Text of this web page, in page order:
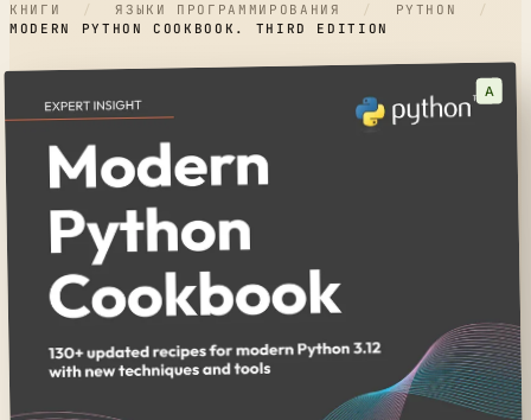
КНИГИ / ЯЗЫКИ ПРОГРАММИРОВАНИЯ / PYTHON
/
MODERN PYTHON COOKBOOK. THIRD EDITION
A